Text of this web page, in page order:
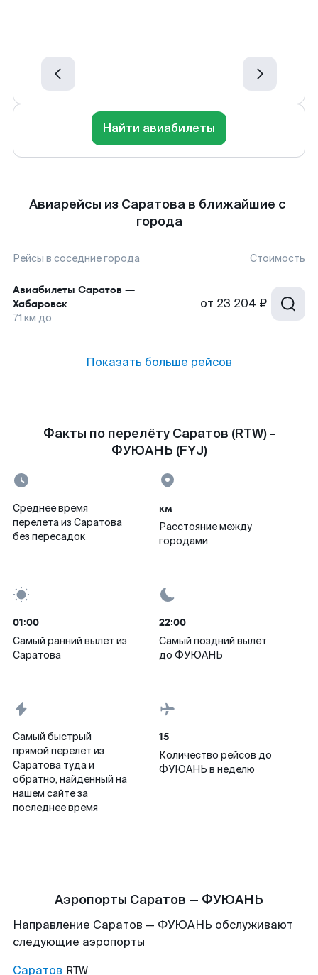
Найти авиабилеты
Авиарейсы из Саратова в ближайшие с
города
Рейсы в соседние города Стоимость
Авиабилеты Саратов —
Хабаровск
71 км до
от 23 204 ₽
Показать больше рейсов
Факты по перелёту Саратов (RTW) -
ФУЮАНЬ (FYJ)
Среднее время
перелета из Саратова
без пересадок
км
Расстояние между
городами
01:00
Самый ранний вылет из
Саратова
22:00
Самый поздний вылет
до ФУЮАНЬ
Самый быстрый
прямой перелет из
Саратова туда и
обратно, найденный на
нашем сайте за
последнее время
15
Количество рейсов до
ФУЮАНЬ в неделю
Аэропорты Саратов — ФУЮАНЬ
Направление Саратов — ФУЮАНЬ обслуживают
следующие аэропорты
Саратов RTW